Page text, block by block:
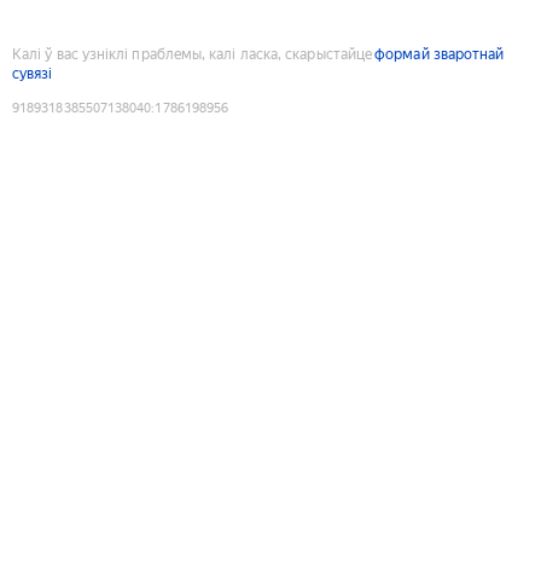
Калі ў вас узніклі праблемы, калі ласка, скарыстайцеформай зваротнай
сувязі
9189318385507138040:1786198956